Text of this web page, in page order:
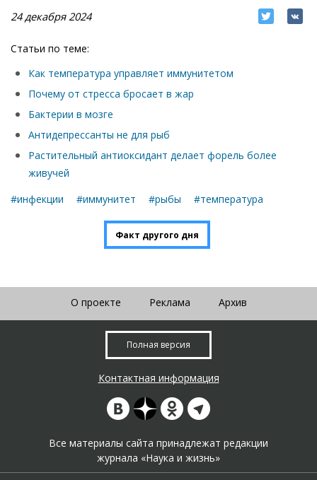
24 декабря 2024
Статьи по теме:
Как температура управляет иммунитетом
Почему от стресса бросает в жар
Бактерии в мозге
Антидепрессанты не для рыб
Растительный антиоксидант делает форель более
живучей
#инфекции
#иммунитет #рыбы #температура
Факт другого дня
О проекте Реклама Архив
Полная версия
Контактная информация
Все материалы сайта принадлежат редакции
журнала «Наука и жизнь»